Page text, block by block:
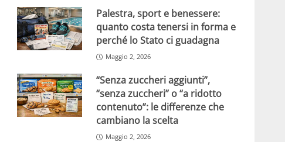
Palestra, sport e benessere:
quanto costa tenersi in forma e
perché lo Stato ci guadagna
Maggio 2, 2026
“Senza zuccheri aggiunti”,
“senza zuccheri” o “a ridotto
contenuto”: le differenze che
cambiano la scelta
Maggio 2, 2026